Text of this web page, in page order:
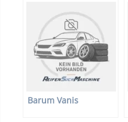
Barum Vanis